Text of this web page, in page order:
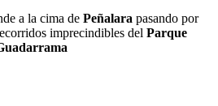
a la cima de Peñalara pasando por
imprecindibles del Parque